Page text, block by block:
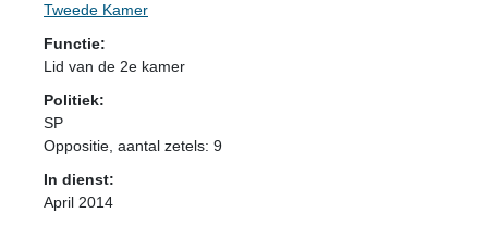
Tweede Kamer
Functie:
Lid van de 2e kamer
Politiek:
SP
Oppositie , aantal zetels: 9
In dienst:
April 2014